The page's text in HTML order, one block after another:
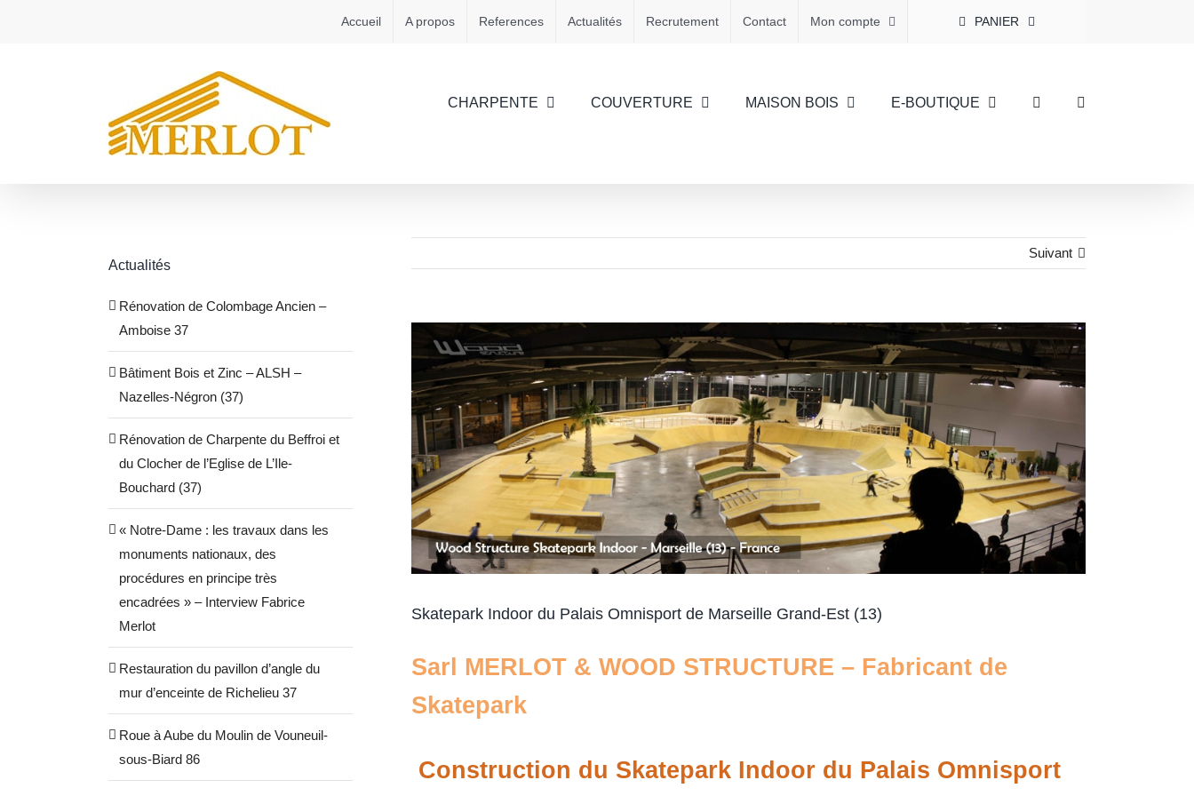
Accueil A propos References Actualités Recrutement Contact Mon compte PANIER
CHARPENTE COUVERTURE MAISON BOIS E-BOUTIQUE
Suivant
l'image
agrandie
Skatepark Indoor du Palais Omnisport de Marseille Grand-Est (13)
Sarl MERLOT & WOOD STRUCTURE – Fabricant de
Skatepark
Construction du Skatepark Indoor du Palais Omnisport
Actualités
Rénovation de Colombage Ancien –
Amboise 37
Bâtiment Bois et Zinc – ALSH –
Nazelles-Négron (37)
Rénovation de Charpente du Beffroi et
du Clocher de l’Eglise de L’Ile-
Bouchard (37)
« Notre-Dame : les travaux dans les
monuments nationaux, des
procédures en principe très
encadrées » – Interview Fabrice
Merlot
Restauration du pavillon d’angle du
mur d’enceinte de Richelieu 37
Roue à Aube du Moulin de Vouneuil-
sous-Biard 86